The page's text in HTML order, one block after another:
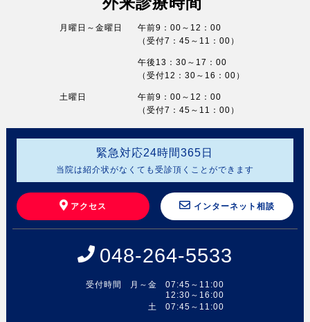
月曜日～金曜日
午前9：00～12：00
（受付7：45～11：00）
午後13：30～17：00
（受付12：30～16：00）
土曜日
午前9：00～12：00
（受付7：45～11：00）
緊急対応24時間365 日
当院は紹介状がなくても受診頂くことができます
アクセス インターネット相談
048-264-5533
受付時間 月～金
07:45～11:00
12:30～16:00
土
07:45～11:00